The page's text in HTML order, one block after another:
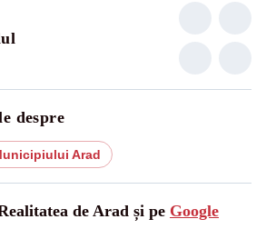
despre
Arad
de Arad și pe Google